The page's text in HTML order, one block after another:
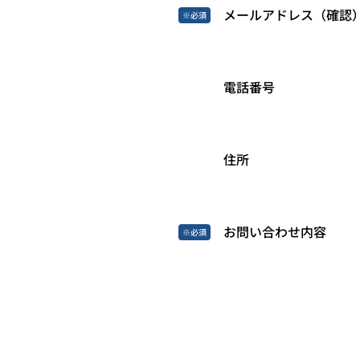
メールアドレス（確認
電話番号
住所
お問い合わせ内容